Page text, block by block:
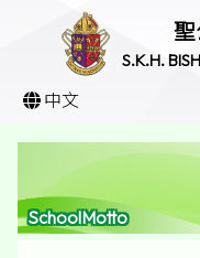
S.K.H.
中文
SchoolMotto